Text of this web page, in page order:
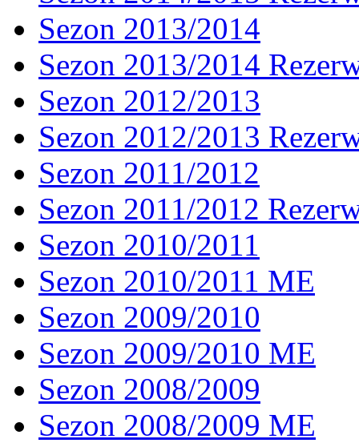
Sezon 2013/2014
Sezon 2013/2014
Sezon 2012/2013
Sezon 2012/2013
Sezon 2011/2012
Sezon 2011/2012
Sezon 2010/2011
Sezon 2010/2011 ME
Sezon 2009/2010
Sezon 2009/2010 ME
Sezon 2008/2009
Sezon 2008/2009 ME